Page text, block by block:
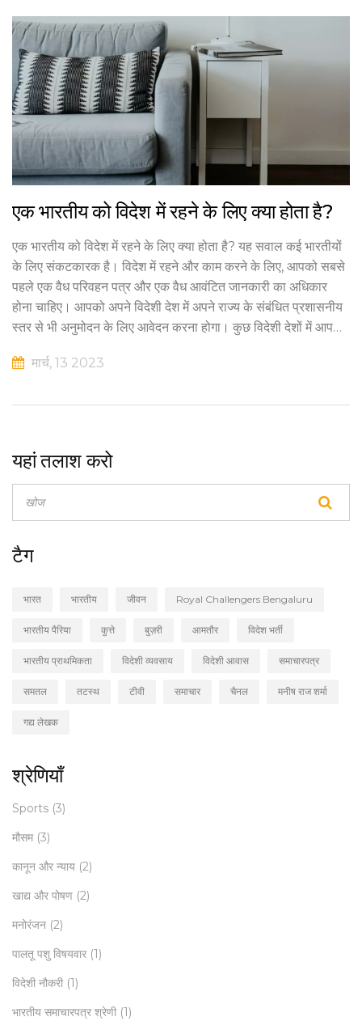
एक भारतीय को विदेश में रहने के लिए क्या होता है?
एक भारतीय को विदेश में रहने के लिए क्या होता है? यह सवाल कई भारतीयों
के लिए संकटकारक है। विदेश में रहने और काम करने के लिए, आपको सबसे
पहले एक वैध परिवहन पत्र और एक वैध आवंटित जानकारी का अधिकार
होना चाहिए। आपको अपने विदेशी देश में अपने राज्य के संबंधित प्रशासनीय
स्तर से भी अनुमोदन के लिए आवेदन करना होगा। कुछ विदेशी देशों में आपको
प्राप्त करने के लिए रोजगार कार्ड भी आवंटित करना होगा और विदेशी देशों के
मार्च, 13 2023
यहां तलाश करो
टैग
भारत भारतीय जीवन Royal Challengers Bengaluru
भारतीय पैरिया कुत्ते बुज़री आमतौर विदेश भर्ती
भारतीय प्राथमिकता विदेशी व्यवसाय विदेशी आवास समाचारपत्र
समतल तटस्थ टीवी समाचार चैनल मनीष राज शर्मा
गद्य लेखक
श्रेणियाँ
Sports (3)
मौसम (3)
कानून और न्याय (2)
खाद्य और पोषण (2)
मनोरंजन (2)
पालतू पशु विषयवार (1)
विदेशी नौकरी (1)
भारतीय समाचारपत्र श्रेणी (1)